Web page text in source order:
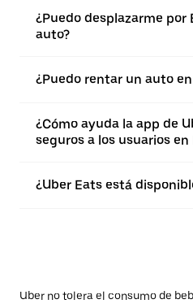
¿Puedo desplazarme por
auto?
¿Puedo rentar un auto en
¿Cómo ayuda la app de
seguros a los usuarios en
¿Uber Eats está
Uber no tolera el consumo de